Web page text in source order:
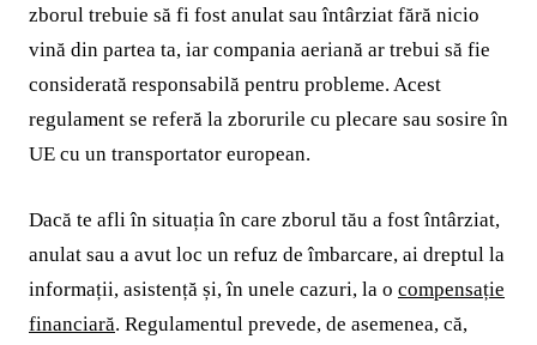
zborul trebuie să fi fost anulat sau întârziat fără nicio
vină din partea ta, iar compania aeriană ar trebui să fie
considerată responsabilă pentru probleme. Acest
regulament se referă la zborurile cu plecare sau sosire în
UE cu un transportator european.
Dacă te afli în situația în care zborul tău a fost întârziat,
anulat sau a avut loc un refuz de îmbarcare, ai dreptul la
informații, asistență și, în unele cazuri, la o compensație
financiară. Regulamentul prevede, de asemenea, că,